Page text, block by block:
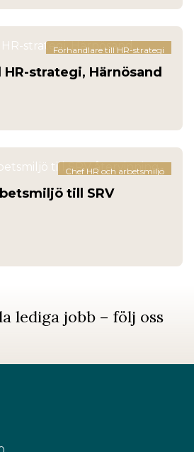
Förhandlare till HR-strategi
strategi, Härnösand
Chef HR och arbetsmiljö
till SRV
lediga jobb – följ oss